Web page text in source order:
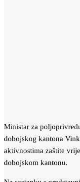
Ministar za
dobojskog kantona
aktivnostima zaštite
dobojskom kantonu.